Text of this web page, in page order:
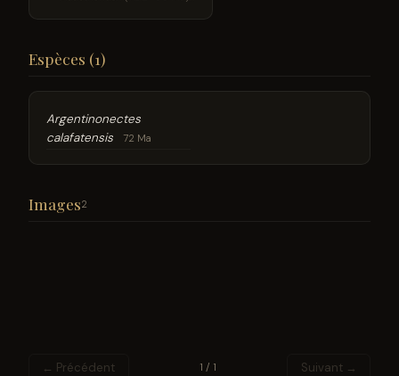
Espèces (1)
Argentinonectes
calafatensis
72 Ma
Images2
← Précédent 1 / 1 Suivant →